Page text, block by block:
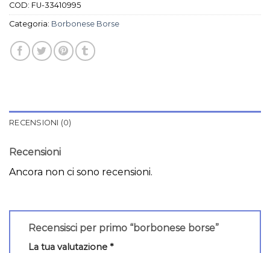
COD: FU-33410995
Categoria: Borbonese Borse
RECENSIONI (0)
Recensioni
Ancora non ci sono recensioni.
Recensisci per primo “borbonese borse”
La tua valutazione *